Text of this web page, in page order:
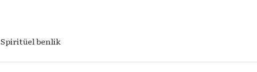
Spiritüel benlik